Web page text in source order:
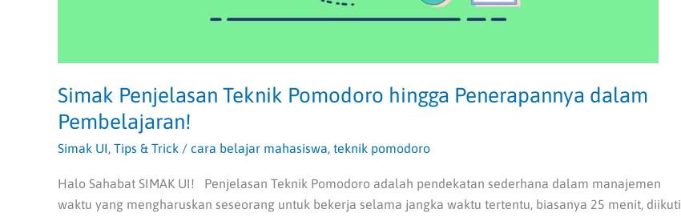
Simak Penjelasan Teknik Pomodoro hingga Penerapannya dalam
Pembelajaran!
Simak UI, Tips & Trick / cara belajar mahasiswa, teknik pomodoro
Halo Sahabat SIMAK UI! Penjelasan Teknik Pomodoro adalah pendekatan sederhana dalam manajemen
waktu yang mengharuskan seseorang untuk bekerja selama jangka waktu tertentu, biasanya 25 menit, diikuti